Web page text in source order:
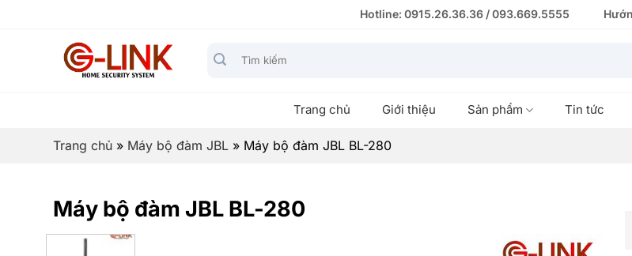
Hotline: 0915.26.36.36 / 093.669.5555
Tìm
Trang chủ Giới thiệu Sản phẩm Tin tức
Trang chủ » Máy bộ đàm JBL » Máy bộ đàm JBL BL-280
Máy bộ đàm JBL BL-280